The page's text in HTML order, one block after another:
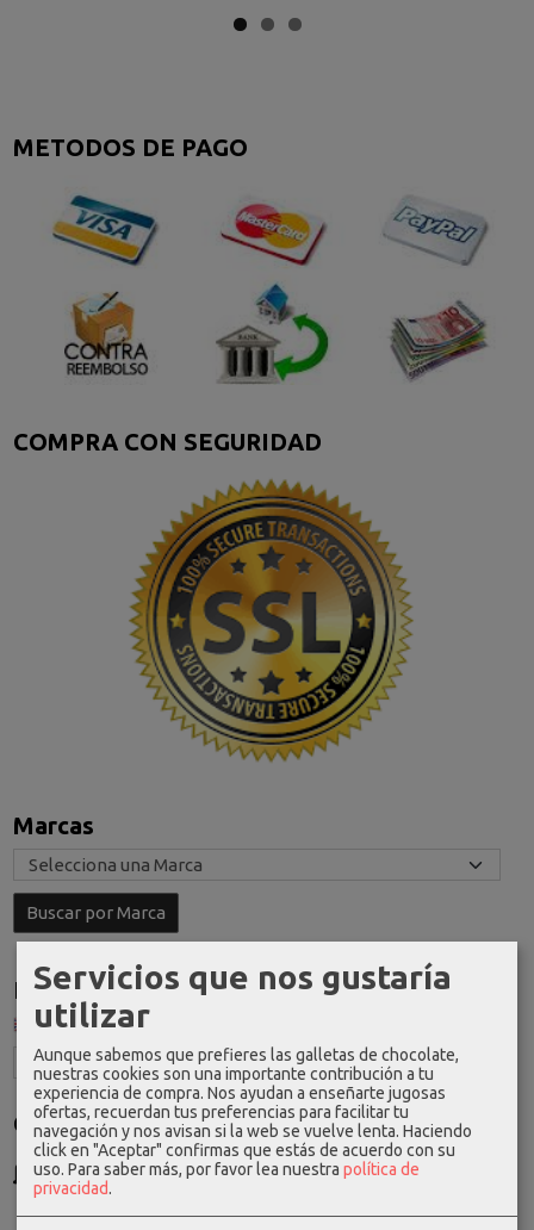
METODOS DE PAGO
COMPRA CON SEGURIDAD
Marcas
Idioma
Costes de Envío
GRATIS *
Consultar Destinos
Servicios que nos gustaría
utilizar
Aunque sabemos que prefieres las galletas de chocolate,
nuestras cookies son una importante contribución a tu
experiencia de compra. Nos ayudan a enseñarte jugosas
ofertas, recuerdan tus preferencias para facilitar tu
navegación y nos avisan si la web se vuelve lenta. Haciendo
click en "Aceptar" confirmas que estás de acuerdo con su
uso. Para saber más, por favor lea nuestra política de
privacidad.